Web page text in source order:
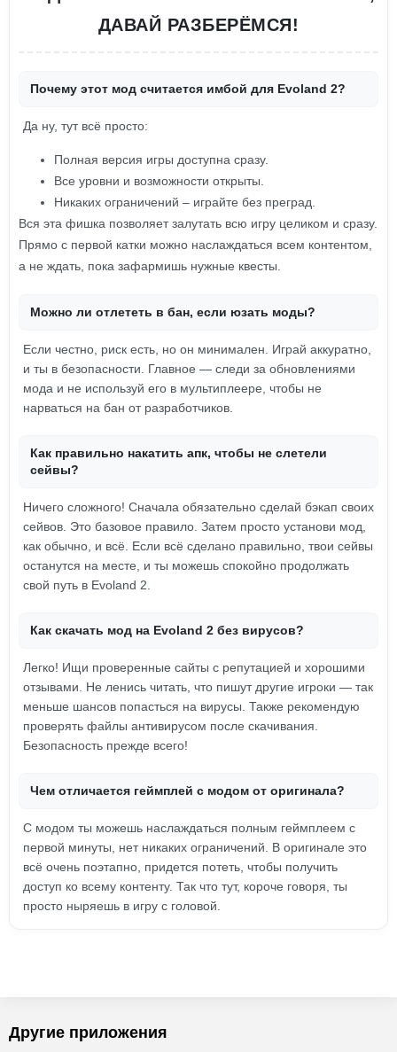
ДАВАЙ РАЗБЕРЁМСЯ!
Почему этот мод считается имбой для Evoland 2?
Да ну, тут всё просто:
Полная версия игры доступна сразу.
Все уровни и возможности открыты.
Никаких ограничений – играйте без преград.
Вся эта фишка позволяет залутать всю игру целиком и сразу.
Прямо с первой катки можно наслаждаться всем контентом,
а не ждать, пока зафармишь нужные квесты.
Можно ли отлететь в бан, если юзать моды?
Если честно, риск есть, но он минимален. Играй аккуратно,
и ты в безопасности. Главное — следи за обновлениями
мода и не используй его в мультиплеере, чтобы не
нарваться на бан от разработчиков.
Как правильно накатить апк, чтобы не слетели
сейвы?
Ничего сложного! Сначала обязательно сделай бэкап своих
сейвов. Это базовое правило. Затем просто установи мод,
как обычно, и всё. Если всё сделано правильно, твои сейвы
останутся на месте, и ты можешь спокойно продолжать
свой путь в Evoland 2.
Как скачать мод на Evoland 2 без вирусов?
Легко! Ищи проверенные сайты с репутацией и хорошими
отзывами. Не ленись читать, что пишут другие игроки — так
меньше шансов попасться на вирусы. Также рекомендую
проверять файлы антивирусом после скачивания.
Безопасность прежде всего!
Чем отличается геймплей с модом от оригинала?
С модом ты можешь наслаждаться полным геймплеем с
первой минуты, нет никаких ограничений. В оригинале это
всё очень поэтапно, придется потеть, чтобы получить
доступ ко всему контенту. Так что тут, короче говоря, ты
просто ныряешь в игру с головой.
Другие приложения